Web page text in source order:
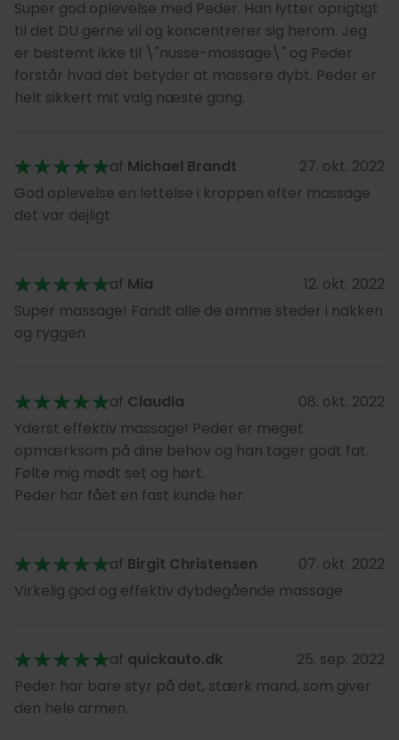
Super god oplevelse med Peder. Han lytter oprigtigt
til det DU gerne vil og koncentrerer sig herom. Jeg
er bestemt ikke til \"nusse-massage\" og Peder
forstår hvad det betyder at massere dybt. Peder er
helt sikkert mit valg næste gang.
af Michael Brandt
27. okt. 2022
God oplevelse en lettelse i kroppen efter massage
det var dejligt
af Mia
12. okt. 2022
Super massage! Fandt alle de ømme steder i nakken
og ryggen
af Claudia
08. okt. 2022
Yderst effektiv massage! Peder er meget
opmærksom på dine behov og han tager godt fat.
Følte mig mødt set og hørt.
Peder har fået en fast kunde her.
af Birgit Christensen
07. okt. 2022
Virkelig god og effektiv dybdegående massage
af quickauto.dk
25. sep. 2022
Peder har bare styr på det, stærk mand, som giver
den hele armen.